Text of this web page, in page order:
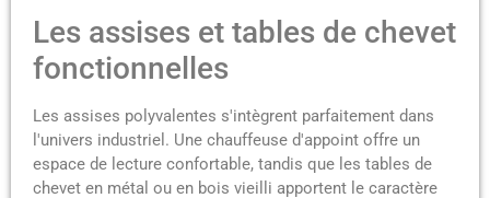
Les assises et tables de chevet
fonctionnelles
Les assises polyvalentes s'intègrent parfaitement dans
l'univers industriel. Une chauffeuse d'appoint offre un
espace de lecture confortable, tandis que les tables de
chevet en métal ou en bois vieilli apportent le caractère